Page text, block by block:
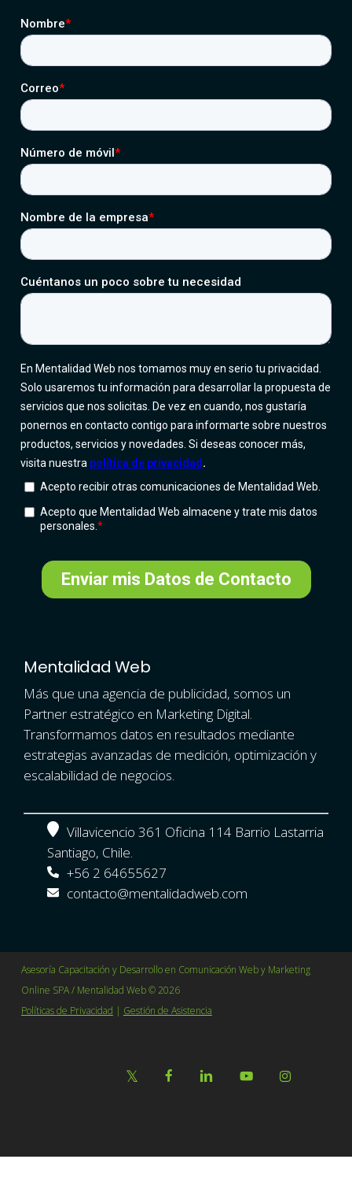
Mentalidad Web
Más que una agencia de publicidad, somos un
Partner estratégico en Marketing Digital.
Transformamos datos en resultados mediante
estrategias avanzadas de medición, optimización y
escalabilidad de negocios.
Villavicencio 361 Oficina 114 Barrio Lastarria
Santiago, Chile.
+56 2 64655627
contacto@mentalidadweb.com
Asesoría Capacitación y Desarrollo en Comunicación Web y Marketing
Online SPA / Mentalidad Web © 2026
Políticas de Privacidad | Gestión de Asistencia